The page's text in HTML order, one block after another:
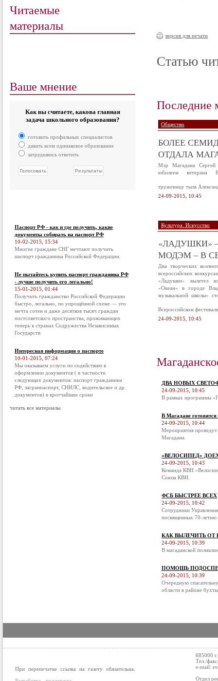
Читаемые
материалы
Ваше мнение
Как вы считаете, какова главная
задача школьного образования?
готовить профильных специалистов
давать всем одинаковое образование
затрудняюсь ответить
Паспорт РФ - как и где получить, какие
документы собирать на паспорт РФ
10-02-2015, 15:34
Многие граждане СНГ мечтают получить
паспорт гражданина Российской Федерации.
Не пытайтесь купить паспорт гражданина РФ
- лучше получить его легально!
15-01-2015, 01:44
Получить гражданство Российской Федерации
быстро, легально, по упрощённой схеме — это
мечта сотен и даже десятков тысяч граждан
постсоветского пространства, проживающих
теперь в странах Содружества Независимых
Государств
Интересная информация о паспорте
10-01-2015, 07:24
Мы оказываем услуги по содействию в
оформлении документов ( в частности
следующих документов: паспорт гражданина
РФ, загранпаспорт, СНИЛС, водительское и др.
документов) в кротчайшие сроки
читать все материалы
версия для печати
Статью
Последние
Общество
БОЛЕЕ
ОТДАЛА
Мэр Магадана Сергей
юбилеем ветерана
труженицу тыла
24-09-2015, 10:45
Культура. Искусство
«ЛАДУШКИ»
МОДЭМ – В
Два творческих
всероссийских
«Ладушки» вылетел
«Океан» в городе
музыкальной школы»
Всероссийском
24-09-2015, 10:45
ДВА НОВЫХ
24-09-2015, 10:45
В рамках программы
В Магадане
24-09-2015, 10:44
Мероприятия
Магадана.
«ВЕЛОСИПЕД»
24-09-2015, 10:43
Команда КВН
Союза КВН.
ФСБ БЫСТРЕЕ ВСЕХ
24-09-2015, 10:42
Сотрудники
посвященных 70-летию
КАК ВЫЛЕЧИТЬ ОТ
24-09-2015, 10:39
В магаданской
ПОМОЩЬ
24-09-2015, 10:39
Очередную
области в районе
При перепечатке ссылка на газету обязательна.
685000
Тел./
e-mail:
Отдел